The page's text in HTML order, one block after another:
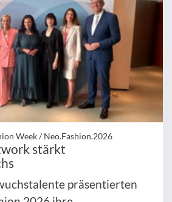
Week / Neo.Fashion.2026
stärkt
präsentierten